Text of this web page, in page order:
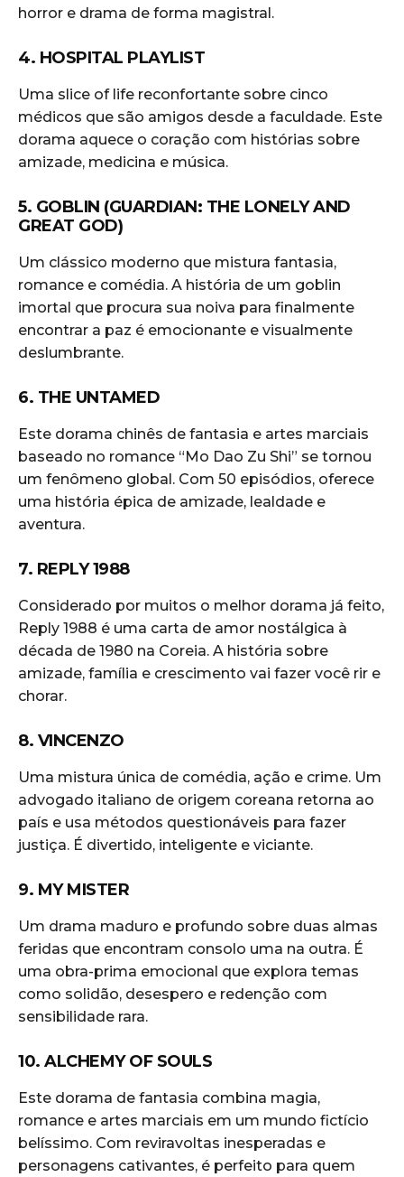
horror e drama de forma magistral.
4. HOSPITAL PLAYLIST
Uma slice of life reconfortante sobre cinco
médicos que são amigos desde a faculdade. Este
dorama aquece o coração com histórias sobre
amizade, medicina e música.
5. GOBLIN (GUARDIAN: THE LONELY AND
GREAT GOD)
Um clássico moderno que mistura fantasia,
romance e comédia. A história de um goblin
imortal que procura sua noiva para finalmente
encontrar a paz é emocionante e visualmente
deslumbrante.
6. THE UNTAMED
Este dorama chinês de fantasia e artes marciais
baseado no romance “Mo Dao Zu Shi” se tornou
um fenômeno global. Com 50 episódios, oferece
uma história épica de amizade, lealdade e
aventura.
7. REPLY 1988
Considerado por muitos o melhor dorama já feito,
Reply 1988 é uma carta de amor nostálgica à
década de 1980 na Coreia. A história sobre
amizade, família e crescimento vai fazer você rir e
chorar.
8. VINCENZO
Uma mistura única de comédia, ação e crime. Um
advogado italiano de origem coreana retorna ao
país e usa métodos questionáveis para fazer
justiça. É divertido, inteligente e viciante.
9. MY MISTER
Um drama maduro e profundo sobre duas almas
feridas que encontram consolo uma na outra. É
uma obra-prima emocional que explora temas
como solidão, desespero e redenção com
sensibilidade rara.
10. ALCHEMY OF SOULS
Este dorama de fantasia combina magia,
romance e artes marciais em um mundo fictício
belíssimo. Com reviravoltas inesperadas e
personagens cativantes, é perfeito para quem